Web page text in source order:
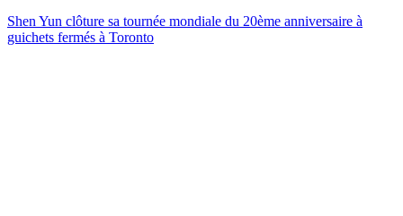
Shen Yun clôture sa tournée mondiale du 20ème anniversaire à
guichets fermés à Toronto